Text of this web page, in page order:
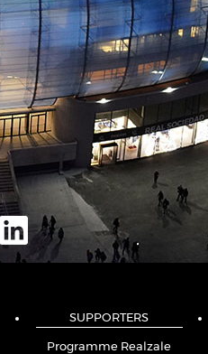
SUPPORTERS
Programme Realzale